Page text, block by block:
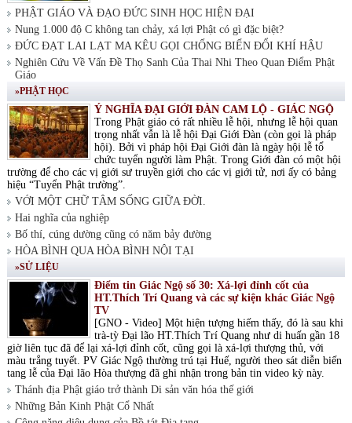
PHẬT GIÁO VÀ ĐẠO ĐỨC SINH HỌC HIỆN ĐẠI
Nung 1.000 độ C không tan chảy, xá lợi Phật có gì đặc biệt?
ĐỨC ĐẠT LAI LẠT MA KÊU GỌI CHỐNG BIẾN ĐỔI KHÍ HẬU
Nghiên Cứu Về Vấn Đề Thọ Sanh Của Thai Nhi Theo Quan Điểm Phật
Giáo
»PHẬT HỌC
Ý NGHĨA ĐẠI GIỚI ĐÀN CAM LỘ - GIÁC NGỘ
Trong Phật giáo có rất nhiều lễ hội, nhưng lễ hội quan
trọng nhất vẫn là lễ hội Đại Giới Đàn (còn gọi là pháp
hội). Bởi vì pháp hội Đại Giới đàn là ngày hội lễ tổ
chức tuyển người làm Phật. Trong Giới đàn có một hội
trường để cho các vị giới sư truyền giới cho các vị giới tử, nơi ấy có bảng
hiệu “Tuyển Phật trường”.
VỚI MỘT CHỮ TÂM SỐNG GIỮA ĐỜI.
Hai nghĩa của nghiệp
Bố thí, cúng dường cũng có năm bảy đường
HÒA BÌNH QUA HÒA BÌNH NỘI TẠI
»SỬ LIỆU
Điểm tin Giác Ngộ số 30: Xá-lợi đỉnh cốt của
HT.Thích Trí Quang và các sự kiện khác Giác Ngộ
TV
[GNO - Video] Một hiện tượng hiếm thấy, đó là sau khi
trà-tỳ Đại lão HT.Thích Trí Quang như di huấn gần 18
giờ liên tục đã để lại xá-lợi đỉnh cốt, cũng gọi là xá-lợi thượng thủ, với
màu trắng tuyết. PV Giác Ngộ thường trú tại Huế, người theo sát diễn biến
tang lễ của Đại lão Hòa thượng đã ghi nhận trong bản tin video kỳ này.
Thánh địa Phật giáo trở thành Di sản văn hóa thế giới
Những Bản Kinh Phật Cổ Nhất